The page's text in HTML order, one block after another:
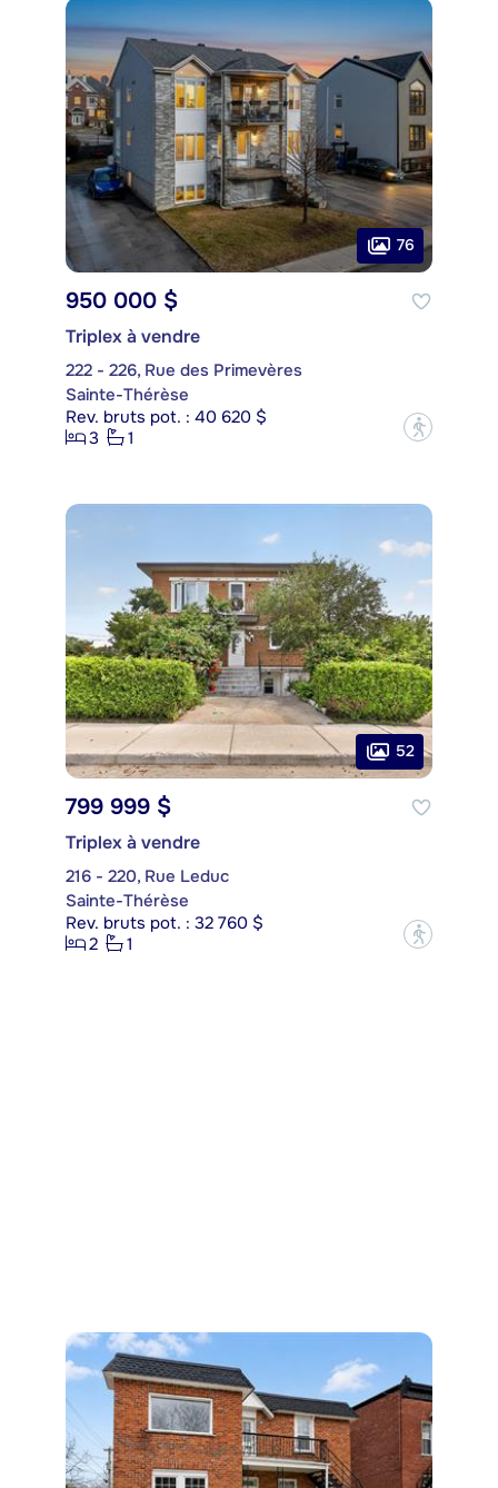
76
950 000 $
Triplex à vendre
222 - 226, Rue des Primevères
Sainte-Thérèse
Rev. bruts pot. : 40 620 $
3
1 ?
52
799 999 $
Triplex à vendre
216 - 220, Rue Leduc
Sainte-Thérèse
Rev. bruts pot. : 32 760 $
2
1 ?